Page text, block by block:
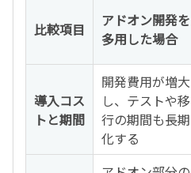
比較項目
アドオン開発を
多用した場合
導入コス
トと期間
開発費用が増大
し、テストや移
行の期間も長期
化する